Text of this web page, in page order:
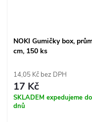
NOKI Gumičky box,
cm, 150 ks
14,05 Kč bez DPH
17 Kč
SKLADEM expedujeme
dnů